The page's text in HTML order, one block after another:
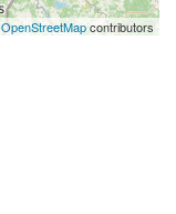
OpenStreetMapcontributors